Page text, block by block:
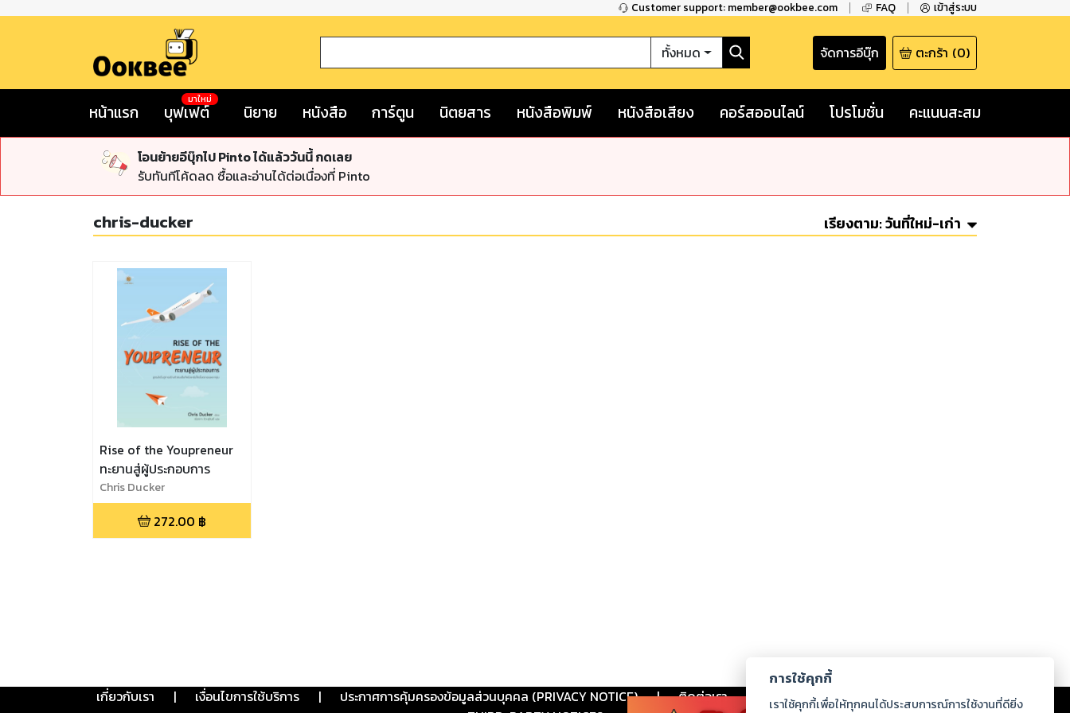
Customer support: member@ookbee.com FAQ เข้าสู่ระบบ
ทั้งหมด จัดการอีบุ๊ก ตะกร้า (0)
หน้าแรก บุฟเฟต์
มาใหม่
นิยาย หนังสือ การ์ตูน นิตยสาร หนังสือพิมพ์ หนังสือเสียง คอร์สออนไลน์ โปรโมชั่น คะแนนสะสม
โอนย้ายอีบุ๊กไป Pinto ได้แล้ววันนี้ กดเลย
รับทันทีโค้ดลด ซื้อและอ่านได้ต่อเนื่องที่ Pinto
chris-ducker เรียงตาม:วันที่ใหม่-เก่า
Rise of the Youpreneur
ทะยานสู่ผู้ประกอบการ
Chris Ducker
272.00 ฿
เกี่ยวกับเรา | เงื่อนไขการใช้บริการ | ประกาศการคุ้มครองข้อมูลส่วนบุคคล (PRIVACY NOTICE) | ติดต่อเรา ร่วมงานกับเรา ดาวน์โหลด
การใช้คุกกี้
เราใช้คุกกี้เพื่อให้ทุกคนได้ประสบการณ์การใช้งานที่ดียิ่ง